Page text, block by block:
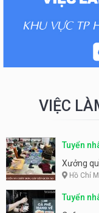
VIỆC
Tuyển
Xưởng
Hồ Chí
Tuyển